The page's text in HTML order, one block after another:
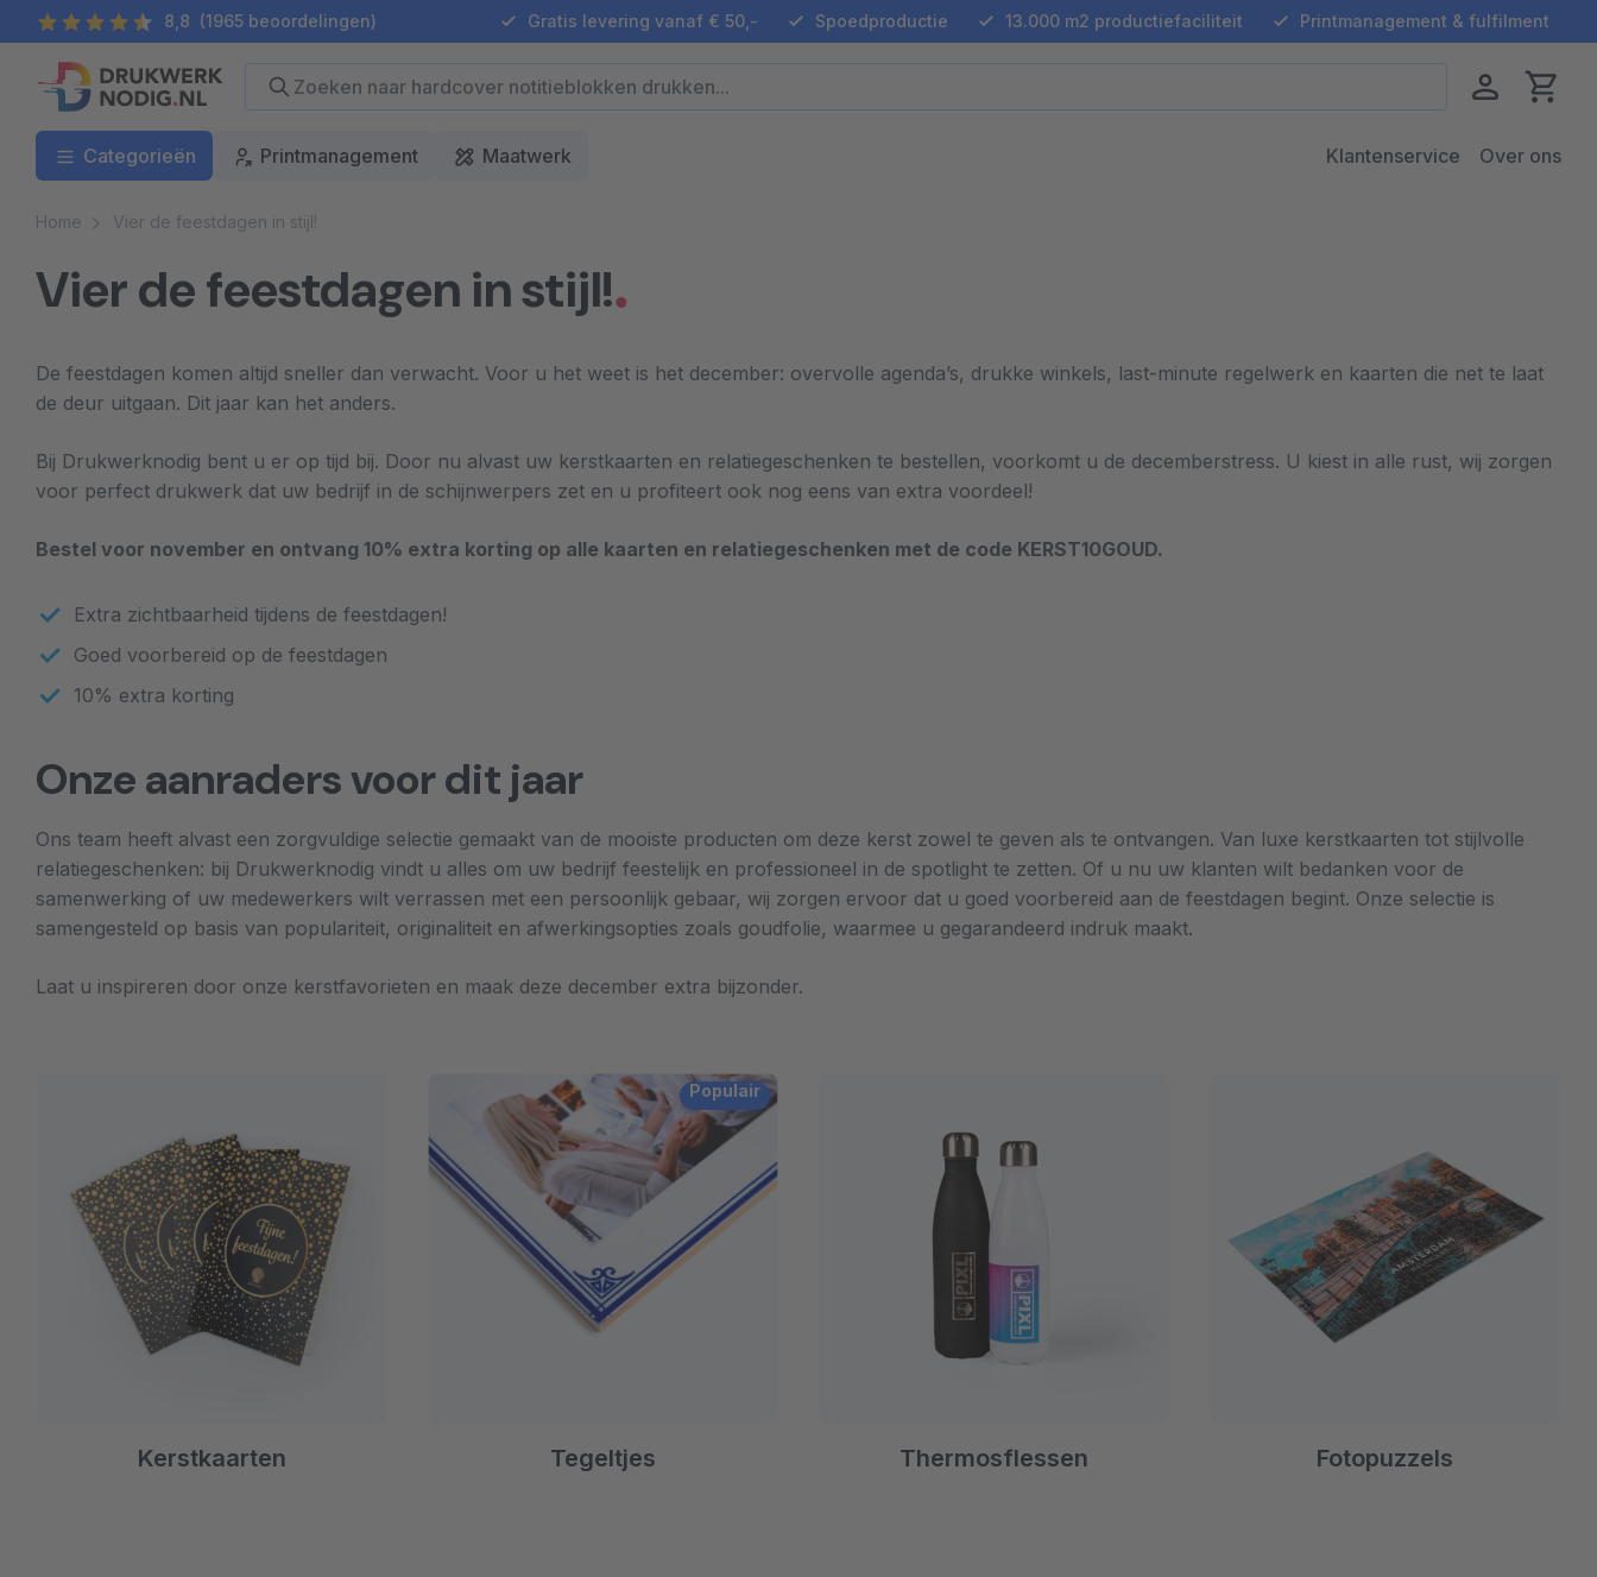
Gratis levering vanaf € 50,- Spoedproductie 13.000 m2 productiefaciliteit Printmanagement & fulfilment
8,8 (1965 beoordelingen)
Categorieën Printmanagement Maatwerk Klantenservice Over ons
Home Vier de feestdagen in stijl!
Vier de feestdagen in stijl!
De feestdagen komen altijd sneller dan verwacht. Voor u het weet is het december: overvolle agenda’s, drukke winkels, last-minute regelwerk en kaarten die net te laat
de deur uitgaan. Dit jaar kan het anders.
Bij Drukwerknodig bent u er op tijd bij. Door nu alvast uw kerstkaarten en relatiegeschenken te bestellen, voorkomt u de decemberstress. U kiest in alle rust, wij zorgen
voor perfect drukwerk dat uw bedrijf in de schijnwerpers zet en u profiteert ook nog eens van extra voordeel!
Bestel voor november en ontvang 10% extra korting op alle kaarten en relatiegeschenken met de code KERST10GOUD.
Extra zichtbaarheid tijdens de feestdagen!
Goed voorbereid op de feestdagen
10% extra korting
Onze aanraders voor dit jaar
Ons team heeft alvast een zorgvuldige selectie gemaakt van de mooiste producten om deze kerst zowel te geven als te ontvangen. Van luxe kerstkaarten tot stijlvolle
relatiegeschenken: bij Drukwerknodig vindt u alles om uw bedrijf feestelijk en professioneel in de spotlight te zetten. Of u nu uw klanten wilt bedanken voor de
samenwerking of uw medewerkers wilt verrassen met een persoonlijk gebaar, wij zorgen ervoor dat u goed voorbereid aan de feestdagen begint. Onze selectie is
samengesteld op basis van populariteit, originaliteit en afwerkingsopties zoals goudfolie, waarmee u gegarandeerd indruk maakt.
Laat u inspireren door onze kerstfavorieten en maak deze december extra bijzonder.
Kerstkaarten
Populair
Tegeltjes Thermosflessen Fotopuzzels